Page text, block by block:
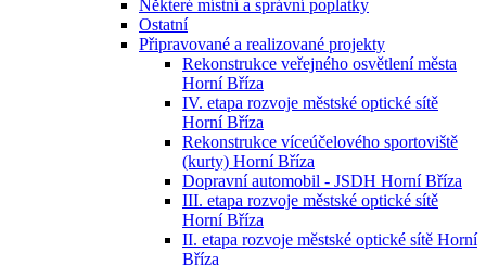
Některé místní a správní poplatky
Ostatní
Připravované a realizované projekty
Rekonstrukce veřejného osvětlení města
Horní Bříza
IV. etapa rozvoje městské optické sítě
Horní Bříza
Rekonstrukce víceúčelového sportoviště
(kurty) Horní Bříza
Dopravní automobil - JSDH Horní Bříza
III. etapa rozvoje městské optické sítě
Horní Bříza
II. etapa rozvoje městské optické sítě Horní
Bříza